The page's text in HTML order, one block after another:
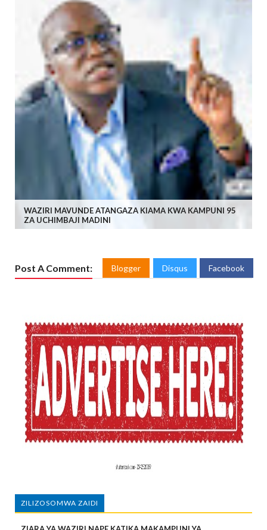
WAZIRI MAVUNDE ATANGAZA KIAMA KWA KAMPUNI 95
ZA UCHIMBAJI MADINI
Post A Comment: Blogger Disqus Facebook
ZILIZOSOMWA ZAIDI